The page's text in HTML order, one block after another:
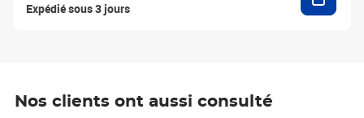
Expédié sous 3 jours
Nos clients ont aussi consulté